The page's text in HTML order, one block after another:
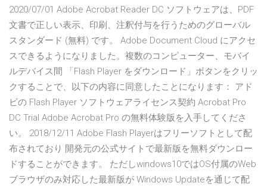
2020/07/01 Adobe Acrobat Reader DC ソフトウェアは、PDF
文書で正しい表示、印刷、注釈付与を行うためのグローバル
スタンダード (無料) です。 Adobe Document Cloud にアクセ
スできるようになりました。複数のコンピューター、モバイ
ルデバイス間 「Flash Player をダウンロード」ボタンをクリッ
クすることで、以下の内容に同意したことになります： アド
ビの Flash Player ソフトウェアライセンス契約 Acrobat Pro
DC Trial Adobe Acrobat Pro の無料体験版を入手してくださ
い。 2018/12/11 Adobe Flash Playerはフリーソフトとして配
布されており 開発元の公式サイトで最新版を無料ダウンロー
ドすることができます。 ただしwindows10ではOS付属のWeb
ブラウザのみ対応した最新版が Windows Updateを通じて配